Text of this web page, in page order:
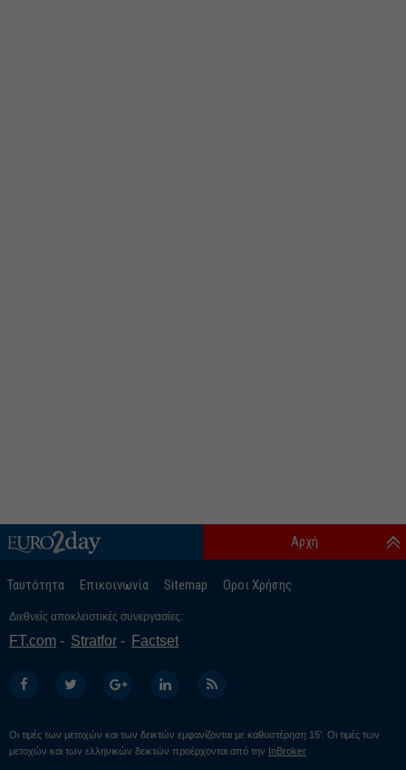
Ταυτότητα Επικοινωνία Sitemap Οροι Χρήσης
Αρχή
Διεθνείς αποκλειστικές συνεργασίες:
FT.com Stratfor Factset
Οι τιμές των μετοχών και των δεικτών εμφανίζονται με καθυστέρηση 15’. Οι τιμές των
μετοχών και των ελληνικών δεικτών προέρχονται από την InBroker